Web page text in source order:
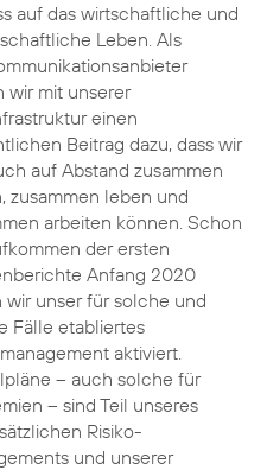
auf das wirtschaftliche und
Leben. Als
wir mit unserer
einen
Beitrag dazu, dass wir
auf Abstand zusammen
zusammen leben und
arbeiten können. Schon
der ersten
Anfang 2020
wir unser für solche und
Fälle etabliertes
aktiviert.
– auch solche für
– sind Teil unseres
Risiko-
und unserer